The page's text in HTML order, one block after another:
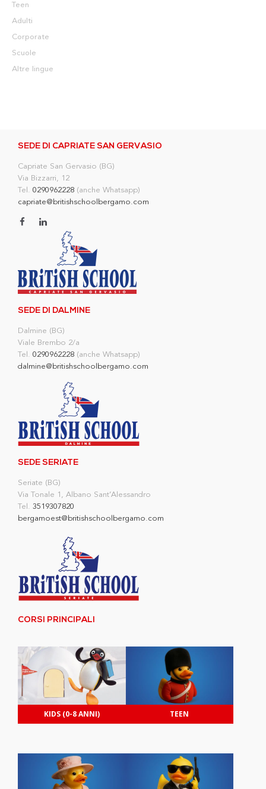
Teen
Adulti
Corporate
Scuole
Altre lingue
SEDE DI CAPRIATE SAN GERVASIO
Capriate San Gervasio (BG)
Via Bizzarri, 12
Tel. 0290962228 (anche Whatsapp)
capriate@britishschoolbergamo.com
SEDE DI DALMINE
Dalmine (BG)
Viale Brembo 2/a
Tel. 0290962228 (anche Whatsapp)
dalmine@britishschoolbergamo.com
SEDE SERIATE
Seriate (BG)
Via Tonale 1, Albano Sant’Alessandro
Tel. 3519307820
bergamoest@britishschoolbergamo.com
CORSI PRINCIPALI
KIDS (0-8 ANNI) TEEN